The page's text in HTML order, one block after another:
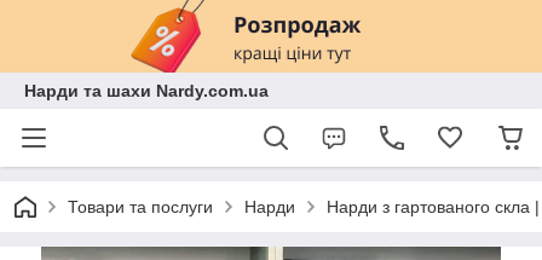
Нарди та шахи Nardy.com.ua
Товари та послуги Нарди Нарди з гартованого скла